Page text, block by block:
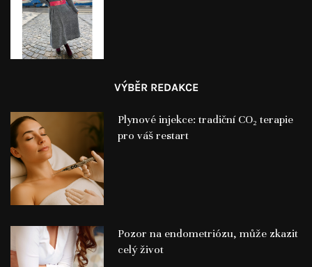
VÝBĚR REDAKCE
Plynové injekce: tradiční CO₂ terapie
pro váš restart
Pozor na endometriózu, může zkazit
celý život